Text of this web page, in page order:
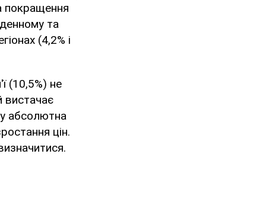
покращення
та
(4,2% і
(10,5%) не
вистачає
абсолютна
цін.